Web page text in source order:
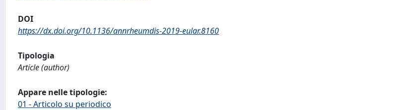
DOI
https://dx.doi.org/10.1136/annrheumdis-2019-eular.8160
Tipologia
Article (author)
Appare nelle tipologie:
01 - Articolo su periodico